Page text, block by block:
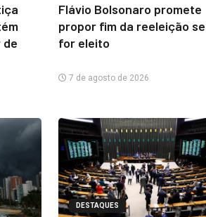
de
Flávio Bolsonaro promete
propor fim da reeleição se
for eleito
7 de agosto de 2026
DESTAQUES